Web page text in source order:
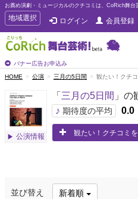
お薦め演劇・ミュージカルのクチコミは、CoRich舞台
T
o
g
g
e
n
v
g
a
t
地域選択 ログイン 会員登録
バナー広告お申込み
HOME 公演 三月の5日間 観たい！クチ
公演情報
「 三月の5日間 」
♪ 期待度の平均 0.0
観たい！クチコミ
並び替え 新着順